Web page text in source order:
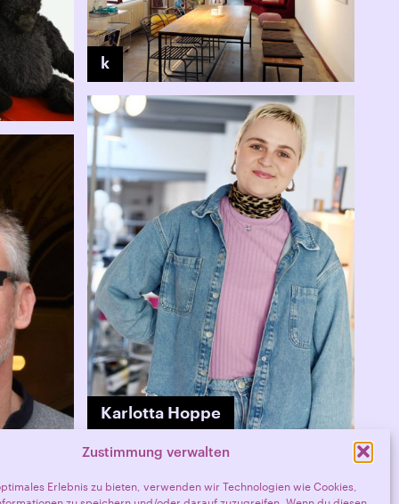
Zustimmung verwalten
Erlebnis zu bieten, verwenden wir Technologien wie Cookies,
k
Karlotta Hoppe